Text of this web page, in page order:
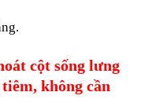
cột sống lưng
không cần